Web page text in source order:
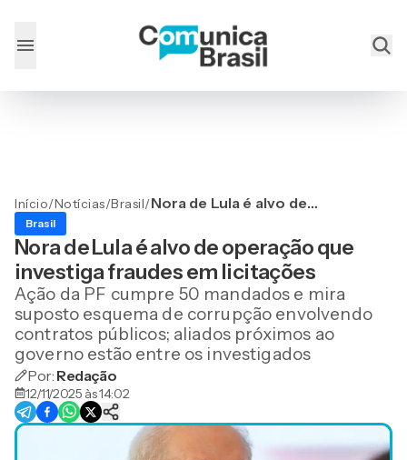
Início/Notícias/Brasil/Nora de Lula é alvo de
fraudes em licitações
Brasil
Nora de Lula é alvo de operação que
investiga fraudes em licitações
Ação da PF cumpre 50 mandados e mira
suposto esquema de corrupção envolvendo
contratos públicos; aliados próximos ao
governo estão entre os investigados
Por: Redação
12/11/2025 às 14:02